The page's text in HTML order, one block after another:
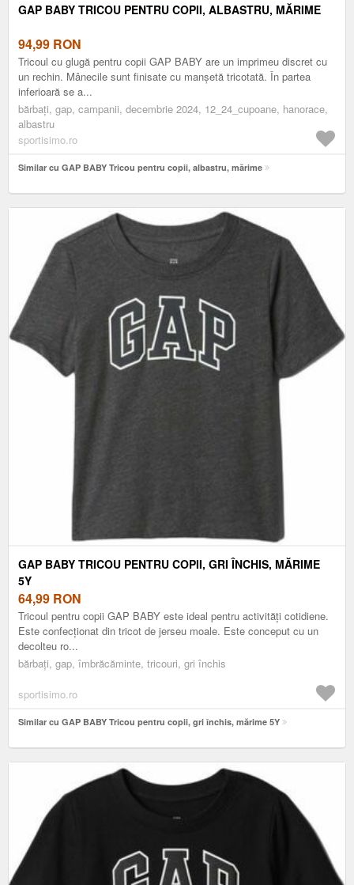
GAP BABY TRICOU PENTRU COPII, ALBASTRU, MĂRIME
94,99 RON
Tricoul cu glugă pentru copii GAP BABY are un imprimeu discret cu
un rechin. Mânecile sunt finisate cu manșetă tricotată. În partea
inferioară se a...
bărbați, gap, campanii, decembrie 2024, 12_24_cupoane, hanorace,
albastru
sportisimo.ro
Similar cu GAP BABY Tricou pentru copii, albastru, mărime
GAP BABY TRICOU PENTRU COPII, GRI ÎNCHIS, MĂRIME
5Y
64,99 RON
Tricoul pentru copii GAP BABY este ideal pentru activități cotidiene.
Este confecționat din tricot de jerseu moale. Este conceput cu un
decolteu ro...
bărbați, gap, îmbrăcăminte, tricouri, gri închis
sportisimo.ro
Similar cu GAP BABY Tricou pentru copii, gri închis, mărime 5Y